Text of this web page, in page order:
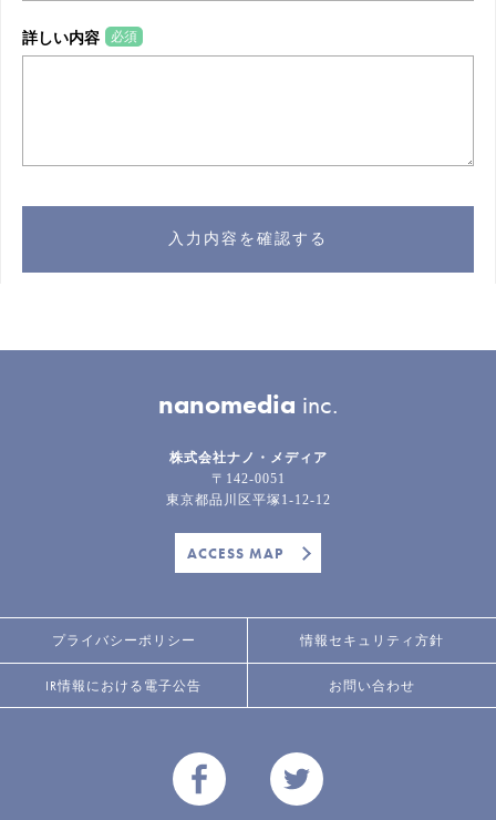
詳しい内容 必須
nanomedia inc.
株式会社ナノ・メディア
〒142-0051
東京都品川区平塚1-12-12
ACCESS MAP
プライバシーポリシー 情報セキュリティ方針
IR情報における電子公告 お問い合わせ